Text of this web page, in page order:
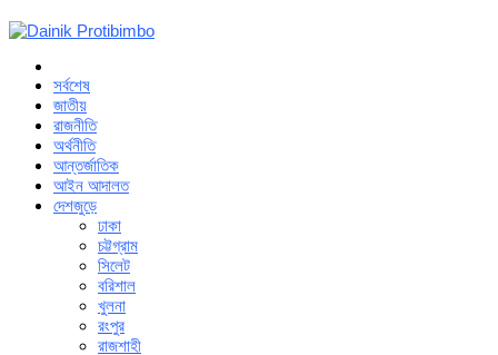
সর্বশেষ
জাতীয়
রাজনীতি
অর্থনীতি
আন্তর্জাতিক
আইন আদালত
দেশজুড়ে
ঢাকা
চট্টগ্রাম
সিলেট
বরিশাল
খুলনা
রংপুর
রাজশাহী